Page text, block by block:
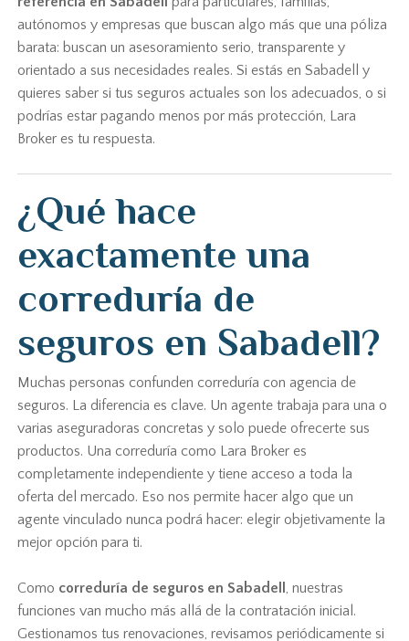
autónomos y empresas que buscan algo más que una póliza
barata: buscan un asesoramiento serio, transparente y
orientado a sus necesidades reales. Si estás en Sabadell y
quieres saber si tus seguros actuales son los adecuados, o si
podrías estar pagando menos por más protección, Lara
Broker es tu respuesta.
¿Qué hace
exactamente una
correduría de
seguros en Sabadell?
Muchas personas confunden correduría con agencia de
seguros. La diferencia es clave. Un agente trabaja para una o
varias aseguradoras concretas y solo puede ofrecerte sus
productos. Una correduría como Lara Broker es
completamente independiente y tiene acceso a toda la
oferta del mercado. Eso nos permite hacer algo que un
agente vinculado nunca podrá hacer: elegir objetivamente la
mejor opción para ti.
Como correduría de seguros en Sabadell, nuestras
funciones van mucho más allá de la contratación inicial.
Gestionamos tus renovaciones, revisamos periódicamente si